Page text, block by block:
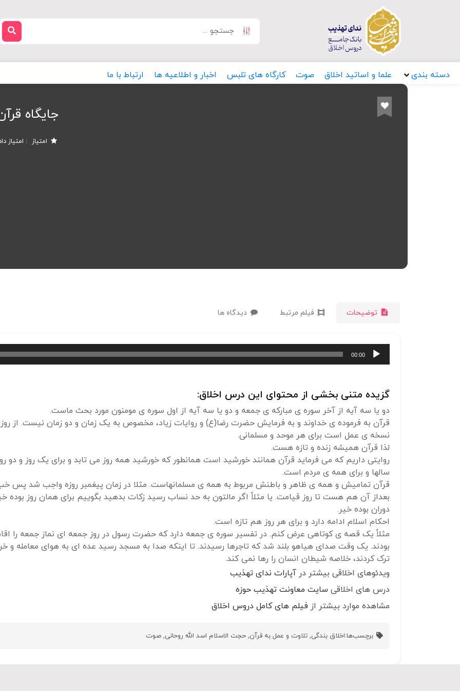
دسته بندی علما و اساتید اخلاق صوت کارگاه های تلبس اخبار و اطلاعیه ها ارتباط با ما
جایگاه
امتیاز امتیاز
توضیحات فیلم مرتبط دیدگاه ها
پخش‌کننده
صوت
00:00
گزیده متنی بخشی از محتوای این درس اخلاق:
دو یا سه آیه از آخر سوره ی مبارکه ی جمعه و دو یا سه آیه از اول سوره ی مومنون مورد بحث ماست.
قرآن به فرموده ی خداوند و به فرمایش حضرت رضا(ع) و روایات زیاد، مخصوص به یک زمان و دو زمان نیست. از
نسخه ی عمل است برای هر موحد و مسلمانی.
لذا قرآن همیشه زنده و تازه هست.
روایتی داریم که می فرماید قرآن همانند خورشید است همانطور که خورشید همه روز می تابد و برای یک روز و
سالها و برای همه ی مردم است.
قرآن تمامیش و همه ی ظاهر و باطنش مربوط به همه ی مسلمانهاست. مثلا در زمان پیغمبر روزه واجب شد پس خب
بعداز آن هم هست تا روز قیامت. یا مثلاٌ اگر مالتون به حد نساب رسید زکات بدهید بگوییم برای همان روز بوده
دوران بوده خیر.
احکام اسلام ادامه دارد و برای هر روز هم تازه است.
مثلاٌ یک قصه ی کوتاهی عرض کنم. در تفسیر سوره ی جمعه دارد که حضرت رسول در روز جمعه ای نماز جمعه را
بودند. یک وقت صدای هیاهو بلند شد که تاجرها رسیدند. تا اینکه صدا به مسجد رسید عده ای به هوای معامله
ترک کردند، خلاصه شیطان انسان را رها نمی کند.
ویدئوهای اخلاقی بیشتر در آپارات ندای تهذیب
درس های اخلاقی سایت معاونت تهذیب حوزه
مشاهده موارد بیشتر از فیلم های کامل دروس اخلاق
برچسب‌ها:اخلاق بندگی,تلاوت و عمل به قرآن,حجت الاسلام اسد الله روحانی,صوت